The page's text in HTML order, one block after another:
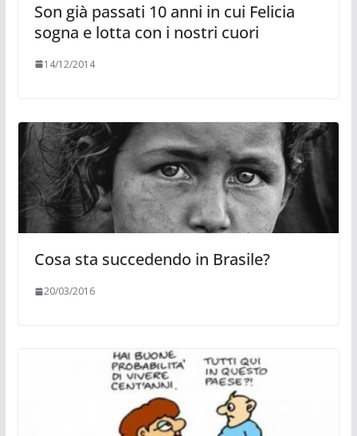
Son già passati 10 anni in cui Felicia
sogna e lotta con i nostri cuori
14/12/2014
Cosa sta succedendo in Brasile?
20/03/2016